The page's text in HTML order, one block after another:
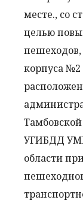
месте., со
целью
корпуса
УГИБДД
области